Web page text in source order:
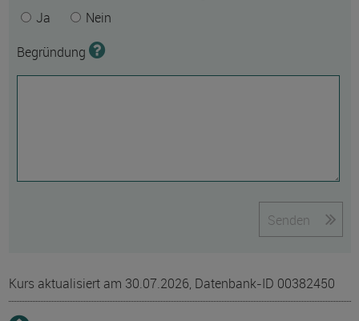
Ja
Nein
Begründung
Senden
Kurs aktualisiert am 30.07.2026, Datenbank-ID 00382450